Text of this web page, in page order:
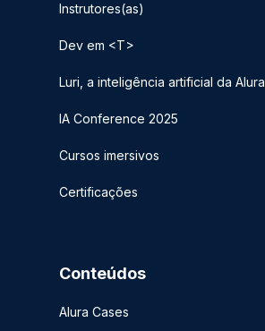
Instrutores(as)
Dev em <T>
Luri, a inteligência artificial da Alura
IA Conference 2025
Cursos imersivos
Certificações
Conteúdos
Alura Cases